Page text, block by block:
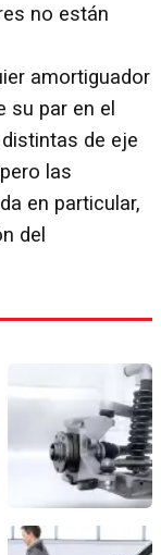
no están
amortiguador
par en el
de eje
las
en particular,
del